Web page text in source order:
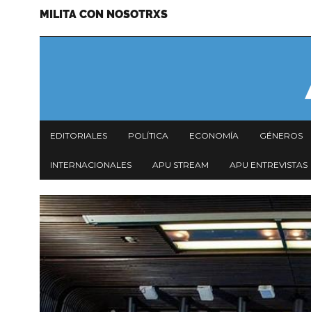
Menu
MILITA CON NOSOTRXS
Navegación
principal
EDITORIALES POLÍTICA ECONOMÍA GÉNEROS
INTERNACIONALES APU STREAM APU ENTREVISTAS
Imagen